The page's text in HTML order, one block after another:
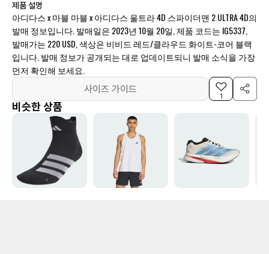
제품 설명
아디다스 x 마블 마블 x 아디다스 울트라 4D 스파이더맨 2 ULTRA 4D의
발매 정보입니다. 발매일은 2023년 10월 20일, 제품 코드는 IG5337,
발매가는 220 USD, 색상은 비비드 레드/클라우드 화이트-코어 블랙
입니다. 발매 정보가 공개되는 대로 업데이트되니 발매 소식을 가장
먼저 확인해 보세요.
사이즈 가이드
1
비슷한 상품